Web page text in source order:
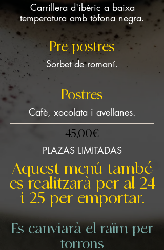
Carrillera d'ibèric a baixa
temperatura amb tòfona negra.
Pre postres
Sorbet de romaní.
Postres
Cafè, xocolata i avellanes.
45,00€
PLAZAS LIMITADAS
Aquest menú també
es realitzarà per al 24
i 25 per emportar.
Es canviarà el raïm per
torrons